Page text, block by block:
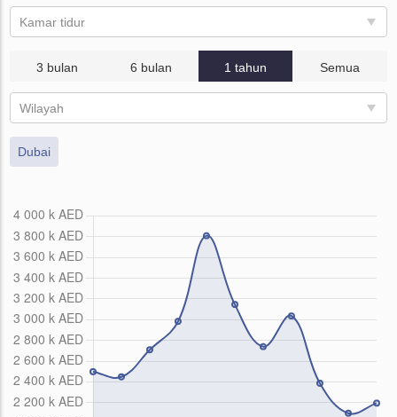
Kamar tidur
3 bulan 6 bulan 1 tahun Semua
Wilayah
Dubai